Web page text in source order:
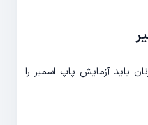
باید آزمایش پاپ اسمیر را